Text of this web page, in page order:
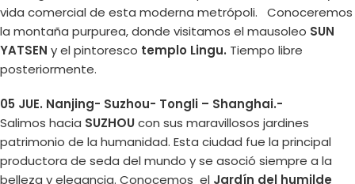
vida comercial de esta moderna metrópoli. Conoceremos
la montaña purpurea, donde visitamos el mausoleo SUN
YATSEN y el pintoresco templo Lingu. Tiempo libre
posteriormente.
05 JUE. Nanjing- Suzhou- Tongli – Shanghai.-
Salimos hacia SUZHOUcon sus maravillosos jardines
patrimonio de la humanidad. Esta ciudad fue la principal
productora de seda del mundo y se asoció siempre a la
belleza y elegancia. Conocemos el Jardín del humilde